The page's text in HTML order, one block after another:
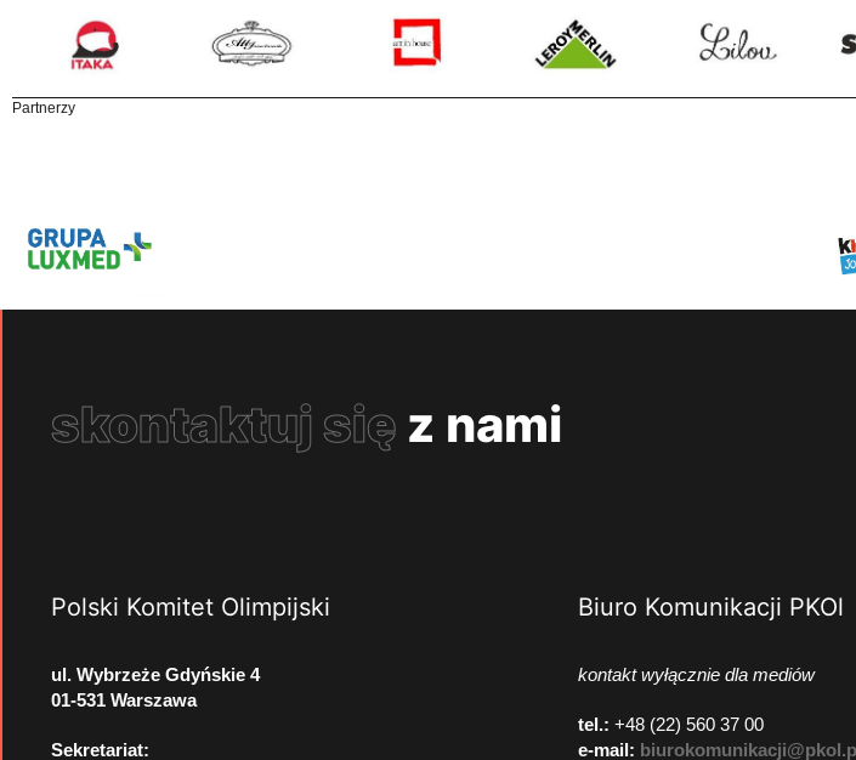
Partnerzy
skontaktuj się z nami
Polski Komitet Olimpijski
ul. Wybrzeże Gdyńskie 4
01-531 Warszawa
Sekretariat:
Biuro Komunikacji PKOl
kontakt wyłącznie dla mediów
tel.: +48 (22) 560 37 00
e-mail: